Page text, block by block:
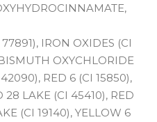
IRON OXIDES (CI
OXYCHLORIDE
RED 6 (CI 15850),
28 LAKE (CI 45410), RED
(CI 19140), YELLOW 6